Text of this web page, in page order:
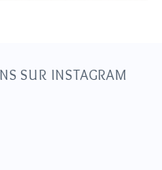
SUR INSTAGRAM